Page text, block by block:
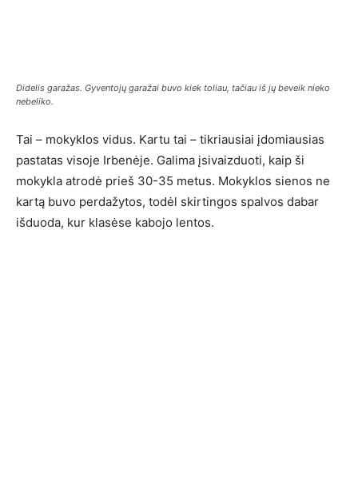
Didelis garažas. Gyventojų garažai buvo kiek toliau, tačiau iš jų beveik nieko
nebeliko.
Tai – mokyklos vidus. Kartu tai – tikriausiai įdomiausias
pastatas visoje Irbenėje. Galima įsivaizduoti, kaip ši
mokykla atrodė prieš 30-35 metus. Mokyklos sienos ne
kartą buvo perdažytos, todėl skirtingos spalvos dabar
išduoda, kur klasėse kabojo lentos.